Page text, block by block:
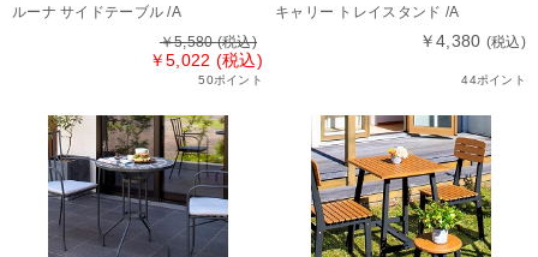
ルーナ サイドテーブル /A
￥5,580(税込)
￥5,022 (税込)
50ポイント
キャリー トレイスタンド /A
￥4,380 (税込)
44ポイント